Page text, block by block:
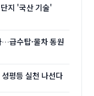
지 '국산 기술'
급수탑·물차 동원
평등 실천 나선다